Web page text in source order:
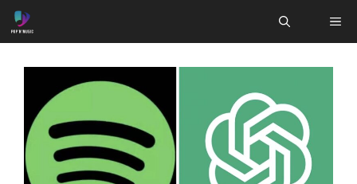
Aller
au